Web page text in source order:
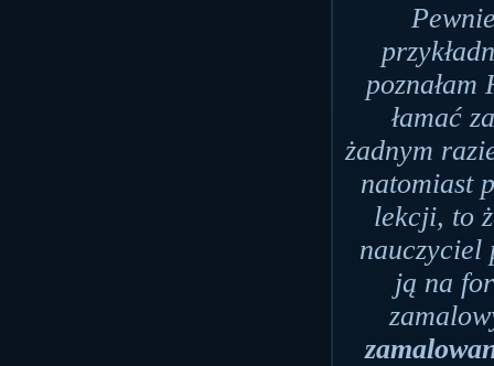
łamać
żadnym
natomiast
lekcji, to
nauczyciel
ją na